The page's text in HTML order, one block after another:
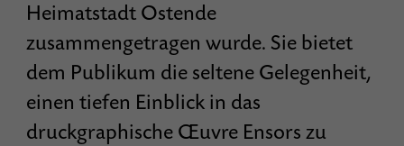
Heimatstadt Ostende
zusammengetragen wurde. Sie bietet
dem Publikum die seltene Gelegenheit,
einen tiefen Einblick in das
druckgraphische Œuvre Ensors zu